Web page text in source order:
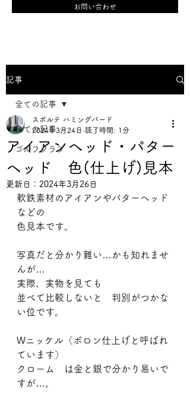
お問い合わせ
記事
全ての記事
ゴルフクラブ
全ての記事
アイアンヘッド・パター
ヘッド 色(仕上げ)見本
スポルテ ハミングバード
2024年3月24日 読了時間: 1分
更新日： 2024年3月26日
軟鉄素材のアイアンやパターヘッド
などの
色見本です。
写真だと分かり難い…かも知れませ
んが…
実際、実物を見ても
並べて比較しないと　判別がつかな
い位です。
Wニッケル（ボロン仕上げと呼ばれ
ています）
クローム　は金と銀で分かり易いで
すが…。